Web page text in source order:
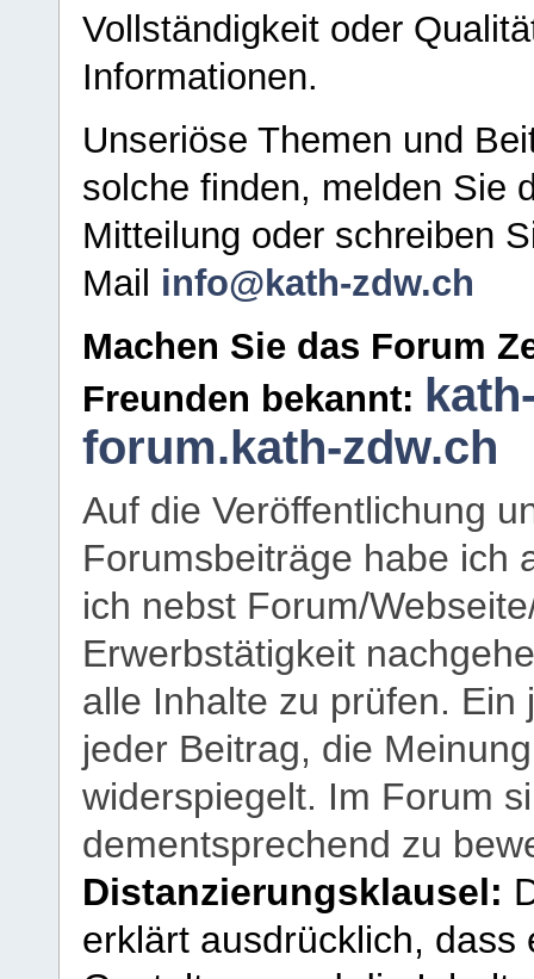
Vollständigkeit oder
Informationen.
Unseriöse Themen und
solche finden, melden Sie
Mitteilung oder schreiben
Mail info@kath-zdw.ch
Machen Sie das Forum
Freunden bekannt:
forum.kath-zdw.ch
Auf die Veröffentlichung
Forumsbeiträge habe ich
ich nebst Forum/
Erwerbstätigkeit
alle Inhalte zu prüfen.
jeder Beitrag, die
widerspiegelt. Im Forum
dementsprechend zu
Distanzierungsklausel:
erklärt ausdrücklich,